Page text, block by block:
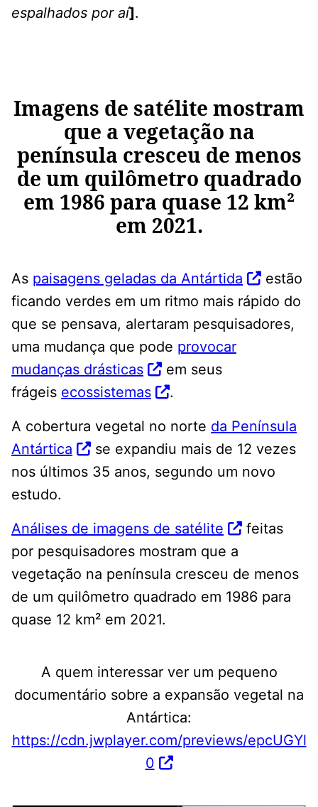
espalhados por aí].
Imagens de satélite mostram
que a vegetação na
península cresceu de menos
de um quilômetro quadrado
em 1986 para quase 12 km²
em 2021.
As paisagens geladas da Antártida
estão
ficando verdes em um ritmo mais rápido do
que se pensava, alertaram pesquisadores,
uma mudança que pode provocar
mudanças drásticas
em seus
frágeis ecossistemas
.
A cobertura vegetal no norte da Península
Antártica
se expandiu mais de 12 vezes
nos últimos 35 anos, segundo um novo
estudo.
Análises de imagens de satélite
feitas
por pesquisadores mostram que a
vegetação na península cresceu de menos
de um quilômetro quadrado em 1986 para
quase 12 km² em 2021.
A quem interessar ver um pequeno
documentário sobre a expansão vegetal na
Antártica:
https://cdn.jwplayer.com/previews/epcUGYl
0